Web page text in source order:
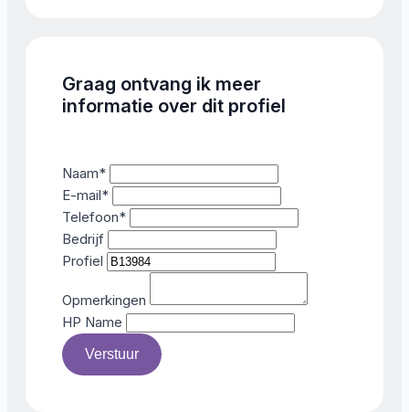
Graag ontvang ik meer
informatie over dit profiel
Naam*
E-mail*
Telefoon*
Bedrijf
Profiel
Opmerkingen
HP Name
Verstuur